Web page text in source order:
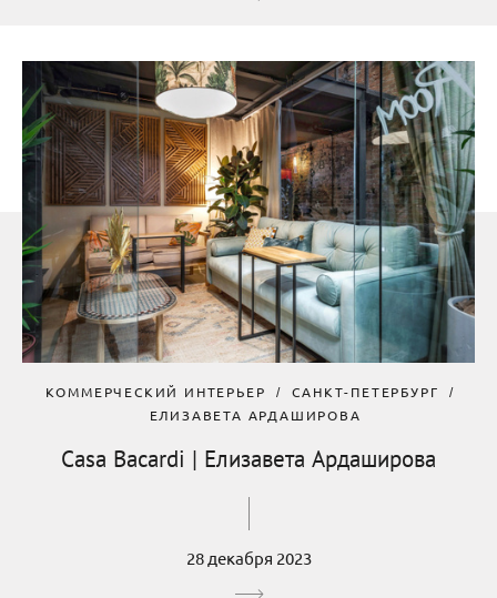
КОММЕРЧЕСКИЙ ИНТЕРЬЕР
САНКТ-ПЕТЕРБУРГ
ЕЛИЗАВЕТА АРДАШИРОВА
Casa Bacardi | Елизавета Ардаширова
28 декабря 2023